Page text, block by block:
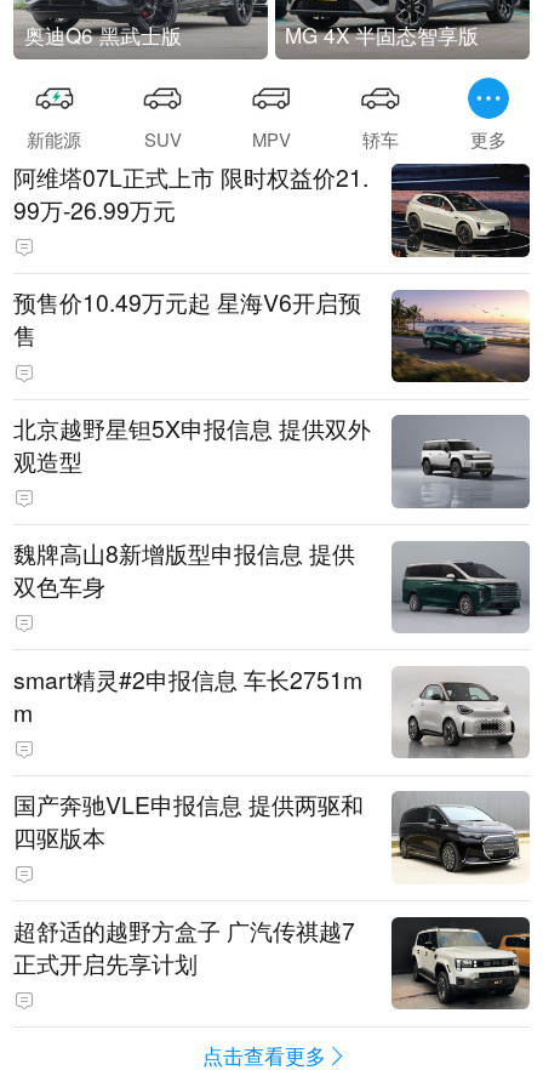
奥迪Q6 黑武士版 MG 4X 半固态智享版
新能源 SUV MPV 轿车 更多
阿维塔07L正式上市 限时权益价21.
99万-26.99万元
预售价10.49万元起 星海V6开启预
售
北京越野星钽5X申报信息 提供双外
观造型
魏牌高山8新增版型申报信息 提供
双色车身
smart精灵#2申报信息 车长2751m
m
国产奔驰VLE申报信息 提供两驱和
四驱版本
超舒适的越野方盒子 广汽传祺越7
正式开启先享计划
点击查看更多